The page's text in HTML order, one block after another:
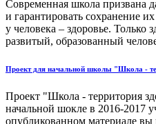
Современная школа призвана
и гарантировать сохранение
у человека – здоровье. Только
развитый, образованный
Проект для начальной школы "Школа -
Проект "Школа - территория
начальной шокле в 2016-2017
опубликованном материале вы